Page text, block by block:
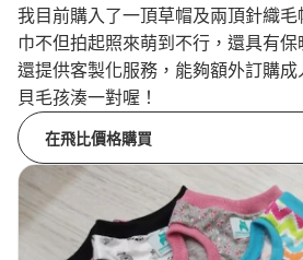
我目前購入了一頂草帽及兩頂針織
巾不但拍起照來萌到不行，還具有
還提供客製化服務，能夠額外訂購
貝毛孩湊一對喔！
在飛比價格購買